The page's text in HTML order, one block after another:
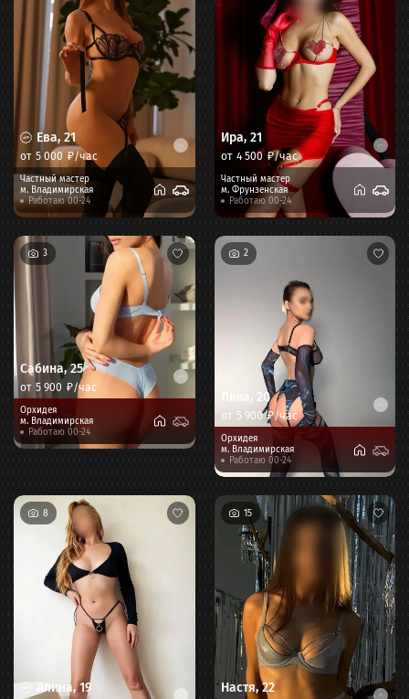
Ева, 21
от 5 000₽/час
Частный мастер
м. Владимирская
Работаю 00-24
Ира, 21
от 4 500 ₽/час
Частный мастер
м. Фрунзенская
Работаю 00-24
Сабина,25
от 5 900 ₽/час
Орхидея
м. Владимирская
Работаю 00-24
3
Лика, 20
от 5 900₽/час
Орхидея
м. Владимирская
Работаю 00-24
2
Алина,19
8
Настя,22
15